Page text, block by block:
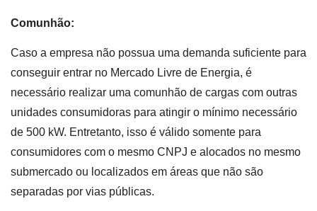
Comunhão:
Caso a empresa não possua uma demanda suficiente para
conseguir entrar no Mercado Livre de Energia, é
necessário realizar uma comunhão de cargas com outras
unidades consumidoras para atingir o mínimo necessário
de 500 kW. Entretanto, isso é válido somente para
consumidores com o mesmo CNPJ e alocados no mesmo
submercado ou localizados em áreas que não são
separadas por vias públicas.